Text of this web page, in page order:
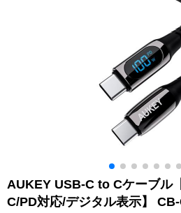
AUKEY USB-C to Cケーブル
C/PD対応/デジタル表示】